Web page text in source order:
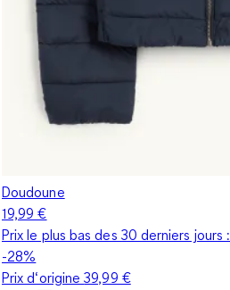
Doudoune
19,99 €
Prix le plus bas des 30 derniers jours :
-28%
Prix d‘origine39,99 €